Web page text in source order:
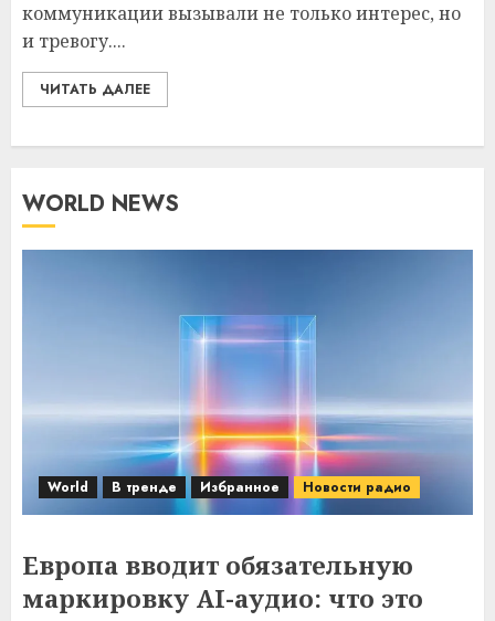
коммуникации вызывали не только интерес, но
и тревогу....
ЧИТАТЬ ДАЛЕЕ
WORLD NEWS
World В тренде Избранное Новости радио
Европа вводит обязательную
маркировку AI-аудио: что это